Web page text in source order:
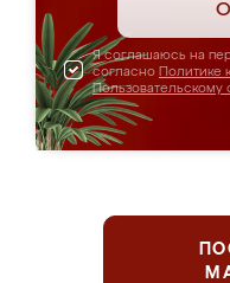
Я соглашаюсь на
согласно Политике